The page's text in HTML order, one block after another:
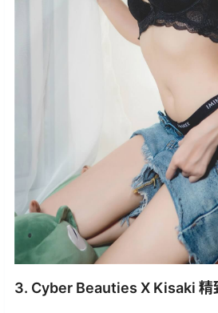
3. Cyber Beauties X Kisaki 精